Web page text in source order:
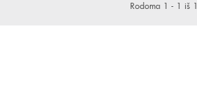
Rodoma 1 - 1 iš 1